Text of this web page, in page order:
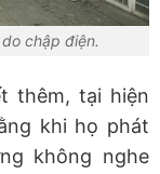
chập điện.
thêm, tại hiện
khi họ phát
không nghe